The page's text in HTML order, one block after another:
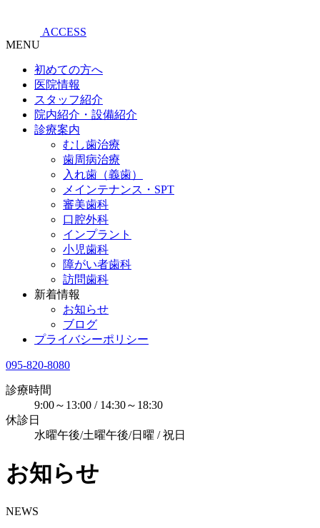
ACCESS
MENU
初めての方へ
医院情報
スタッフ紹介
院内紹介・設備紹介
診療案内
むし歯治療
歯周病治療
入れ歯（義歯）
メインテナンス・SPT
審美歯科
口腔外科
インプラント
小児歯科
障がい者歯科
訪問歯科
新着情報
お知らせ
ブログ
プライバシーポリシー
095-820-8080
診療時間
9:00～13:00 / 14:30～18:30
休診日
水曜午後/土曜午後/日曜 / 祝日
お知らせ
NEWS